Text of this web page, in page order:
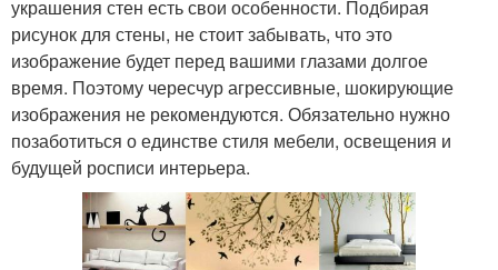
украшения стен есть свои особенности. Подбирая
рисунок для стены, не стоит забывать, что это
изображение будет перед вашими глазами долгое
время. Поэтому чересчур агрессивные, шокирующие
изображения не рекомендуются. Обязательно нужно
позаботиться о единстве стиля мебели, освещения и
будущей росписи интерьера.